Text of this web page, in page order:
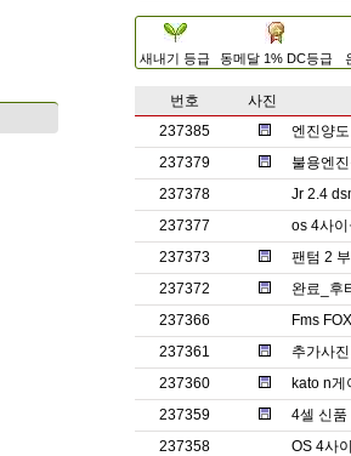
새내기 등급 동메달 1% DC등급
번호
사진
237385
엔진양
237379
불용엔
237378
Jr 2.4
237377
os 4사
237373
팬텀 2
237372
완료_후
237366
Fms
237361
추가사진
237360
kato n게
237359
4셀 신품
237358
OS 4사